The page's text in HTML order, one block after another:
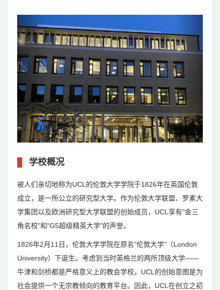
学校概况
被人们亲切地称为UCL的伦敦大学学院于1826年在英国伦敦
成立，是一所公立的研究型大学。作为伦敦大学联盟、罗素大
学集团以及欧洲研究型大学联盟的创始成员，UCL享有"金三
角名校"和"G5超级精英大学"的声誉。
1826年2月11日，伦敦大学学院在原名"伦敦大学"（London
University）下诞生。考虑到当时英格兰的两所顶级大学——
牛津和剑桥都是严格意义上的教会学校，UCL的创始意图是为
社会提供一个无宗教倾向的教育平台。因此，UCL在创立之初